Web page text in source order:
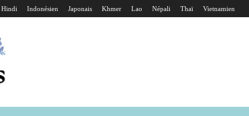
Hindi Indonésien Japonais Khmer Lao Népali Thaï Vietnamien